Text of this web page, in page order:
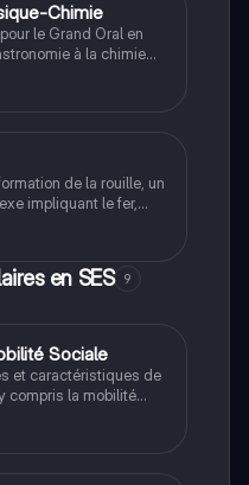
Chimie
le Grand Oral en
à la chimie
questions stimulantes
des matériaux sur
connaissances
de la rouille, un
impliquant le fer,
présente les
réactions
d'oral en Physique-
en SES 9
Sociale
et caractéristiques de
compris la mobilité
Cette fiche présente
descendante